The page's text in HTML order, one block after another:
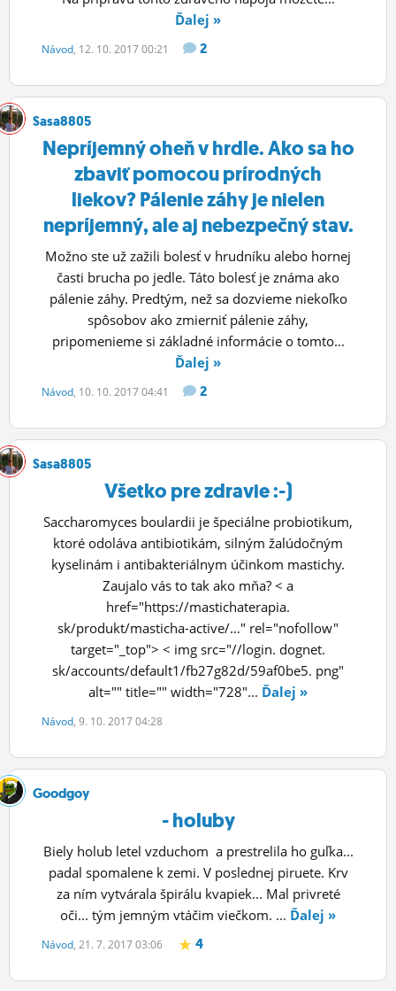
Ďalej »
Návod, 12. 10. 2017 00:21 2
Sasa8805
Nepríjemný oheň v hrdle. Ako sa ho
zbaviť pomocou prírodných
liekov? Pálenie záhy je nielen
nepríjemný, ale aj nebezpečný stav.
Možno ste už zažili bolesť v hrudníku alebo hornej
časti brucha po jedle. Táto bolesť je známa ako
pálenie záhy. Predtým, než sa dozvieme niekoľko
spôsobov ako zmierniť pálenie záhy,
pripomenieme si základné informácie o tomto...
Ďalej »
Návod, 10. 10. 2017 04:41 2
Sasa8805
Všetko pre zdravie :-)
Saccharomyces boulardii je špeciálne probiotikum,
ktoré odoláva antibiotikám, silným žalúdočným
kyselinám i antibakteriálnym účinkom mastichy.
Zaujalo vás to tak ako mňa? < a
href="https://mastichaterapia.
sk/produkt/masticha-active/…" rel="nofollow"
target="_top"> < img src="//login. dognet.
sk/accounts/default1/fb27g82d/59af0be5. png"
alt="" title="" width="728"... Ďalej »
Návod, 9. 10. 2017 04:28
Goodgoy
- holuby
Biely holub letel vzduchom a prestrelila ho guľka...
padal spomalene k zemi. V poslednej piruete. Krv
za ním vytvárala špirálu kvapiek... Mal privreté
oči... tým jemným vtáčim viečkom. ... Ďalej »
Návod, 21. 7. 2017 03:06 4